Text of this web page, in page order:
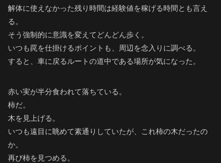
解体に使えなかった残り時間は経験値を稼げる時間とも言え
る。
そう強制的に意識を変えてどんどん歩く。
いつも罠を仕掛けるポイントも、周辺を念入りに調べる。
すると、車に戻るルートの道中である場所が気になった。
赤い実が半分食われて落ちている。
柿だ。
木を見上げる。
いつも遠目に眺めて素通りしていたが、これ柿の木だったの
か。
再び柿を見つめる。